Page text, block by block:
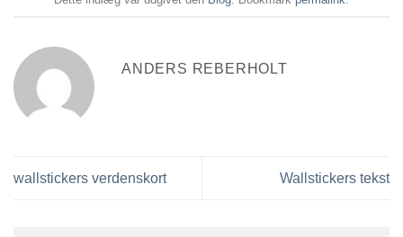
ANDERS REBERHOLT
wallstickers verdenskort Wallstickers tekst